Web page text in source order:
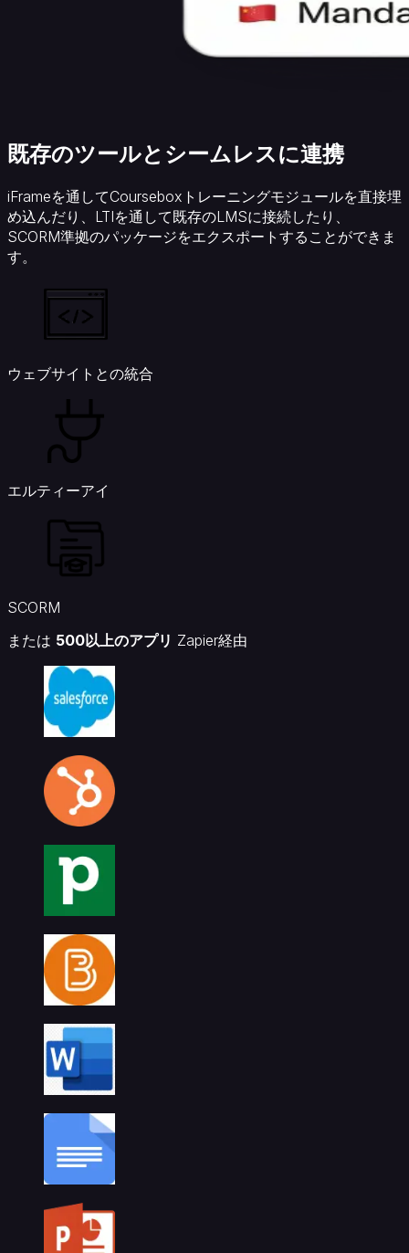
既存のツールとシームレスに連携
iFrameを通してCourseboxトレーニングモジュールを直接埋
め込んだり、LTIを通して既存のLMSに接続したり、
SCORM準拠のパッケージをエクスポートすることができま
す。
ウェブサイトとの統合
エルティーアイ
SCORM
または 500以上のアプリ Zapier経由